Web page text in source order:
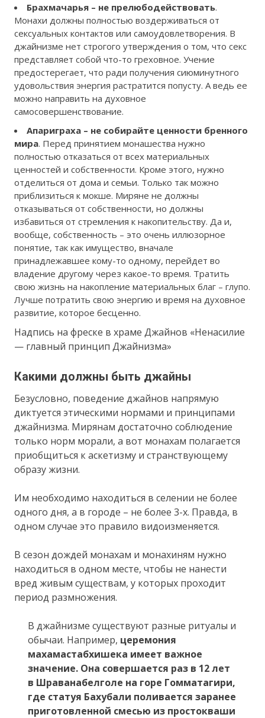
Брахмачарья – не прелюбодействовать.
Монахи должны полностью воздерживаться от
сексуальных контактов или самоудовлетворения. В
джайнизме нет строгого утверждения о том, что секс
представляет собой что-то греховное. Учение
предостерегает, что ради получения сиюминутного
удовольствия энергия растратится попусту. А ведь ее
можно направить на духовное
самосовершенствование.
Апариграха – не собирайте ценности бренного
мира. Перед принятием монашества нужно
полностью отказаться от всех материальных
ценностей и собственности. Кроме этого, нужно
отделиться от дома и семьи. Только так можно
приблизиться к мокше. Миряне не должны
отказываться от собственности, но должны
избавиться от стремления к накопительству. Да и,
вообще, собственность – это очень иллюзорное
понятие, так как имущество, вначале
принадлежавшее кому-то одному, перейдет во
владение другому через какое-то время. Тратить
свою жизнь на накопление материальных благ – глупо.
Лучше потратить свою энергию и время на духовное
развитие, которое бесценно.
Надпись на фреске в храме Джайнов «Ненасилие
— главный принцип Джайнизма»
Какими должны быть джайны
Безусловно, поведение джайнов напрямую
диктуется этическими нормами и принципами
джайнизма. Мирянам достаточно соблюдение
только норм морали, а вот монахам полагается
приобщиться к аскетизму и странствующему
образу жизни.
Им необходимо находиться в селении не более
одного дня, а в городе – не более 3-х. Правда, в
одном случае это правило видоизменяется.
В сезон дождей монахам и монахиням нужно
находиться в одном месте, чтобы не нанести
вред живым существам, у которых проходит
период размножения.
В джайнизме существуют разные ритуалы и
обычаи. Например, церемония
махамастабхишека имеет важное
значение. Она совершается раз в 12 лет
в Шраванабелголе на горе Гомматагири,
где статуя Бахубали поливается заранее
приготовленной смесью из простокваши